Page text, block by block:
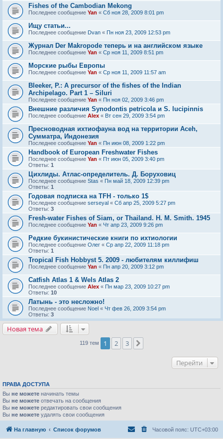
Fishes of the Cambodian Mekong
Последнее сообщение Yan « Сб ноя 28, 2009 8:01 pm
Ищу статьи...
Последнее сообщение Dvan « Пн ноя 23, 2009 12:53 pm
Журнал Der Makropode теперь и на английском языке
Последнее сообщение Yan « Ср ноя 11, 2009 8:51 pm
Морские рыбы Европы
Последнее сообщение Yan « Ср ноя 11, 2009 11:57 am
Bleeker, P.: A precursor of the fishes of the Indian
Archipelago. Part 1 – Siluri
Последнее сообщение Yan « Пн ноя 02, 2009 3:46 pm
Внешние различия Synodontis petricola и S. lucipinnis
Последнее сообщение Alex « Вт сен 29, 2009 3:54 pm
Пресноводная ихтиофауна вод на территории Aceh,
Сумматра, Индонезия
Последнее сообщение Yan « Пн июн 08, 2009 1:22 pm
Handbook of European Freshwater Fishes
Последнее сообщение Yan « Пт июн 05, 2009 3:40 pm
Ответы: 1
Цихлиды. Атлас-определитель. Д. Боруховиц
Последнее сообщение Stas « Пн май 18, 2009 12:39 pm
Ответы: 1
Годовая подписка на TFH - только 1$
Последнее сообщение serseyal « Сб апр 25, 2009 5:27 pm
Ответы: 3
Fresh-water Fishes of Siam, or Thailand. H. M. Smith. 1945
Последнее сообщение Yan « Чт апр 23, 2009 9:26 pm
Редкие букинистические книги по ихтиологии
Последнее сообщение Олег « Ср апр 22, 2009 11:18 pm
Ответы: 1
Tropical Fish Hobbyst 5. 2009 - любителям киллифиш
Последнее сообщение Yan « Пн апр 20, 2009 3:12 pm
Catfish Atlas 1 & Wels Atlas 2
Последнее сообщение Alex « Пн мар 23, 2009 10:27 pm
Ответы: 10
Латынь - это несложно!
Последнее сообщение Noel « Чт фев 26, 2009 3:54 pm
Ответы: 3
Новая тема
119 тем 1 2 3
Перейти
ПРАВА ДОСТУПА
Вы не можете начинать темы
Вы не можете отвечать на сообщения
Вы не можете редактировать свои сообщения
Вы не можете удалять свои сообщения
На главную Список форумов Часовой пояс: UTC+03:00